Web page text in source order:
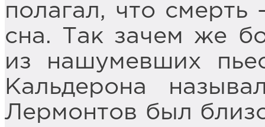
полагал, что смерть
сна. Так зачем же
из нашумевших
Кальдерона
Лермонтов был